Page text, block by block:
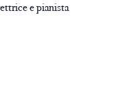
e pianista